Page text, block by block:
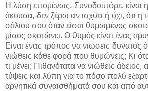
Η λύση επομένως, Συνοδοιπόρε,
άκουσα, δεν ξέρω αν ισχύει ή όχι, ότι η
σάλιου σου όταν είσαι θυμωμένος
μίσος σκοτώνει. Ο θυμός είναι ένας
Είναι ένας τρόπος να νιώσεις
νιώθεις κάθε φορά που θυμώνεις; Κι
τι μένει; Πιθανότατα να νιώθεις άδειος,
τύψεις και λύπη για το πόσο πολύ
αρνητικά συναισθήματά σου και από